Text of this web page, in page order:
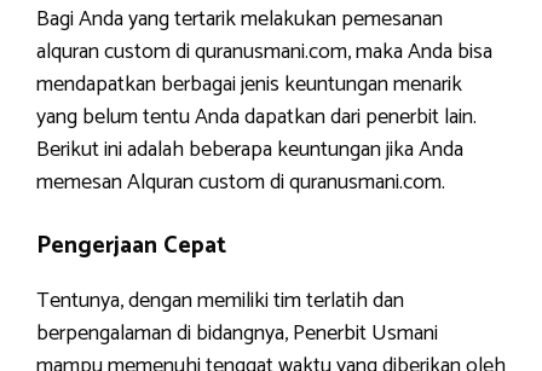
Bagi Anda yang tertarik melakukan pemesanan
alquran custom di quranusmani.com, maka Anda bisa
mendapatkan berbagai jenis keuntungan menarik
yang belum tentu Anda dapatkan dari penerbit lain.
Berikut ini adalah beberapa keuntungan jika Anda
memesan Alquran custom di quranusmani.com.
Pengerjaan Cepat
Tentunya, dengan memiliki tim terlatih dan
berpengalaman di bidangnya, Penerbit Usmani